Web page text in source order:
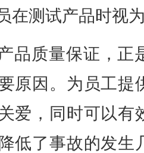
在测试产品时视
品质量保证，正
原因。为员工提
爱，同时可以有
低了事故的发生